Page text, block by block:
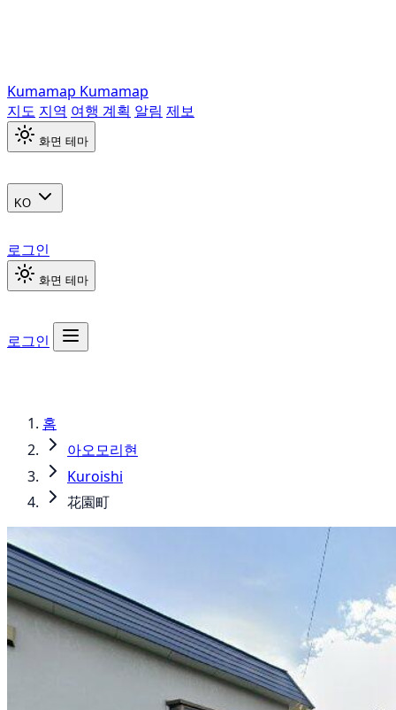
Kumamap Kumamap
지도 지역 여행 계획 알림 제보
화면 테마
KO
로그인
화면 테마
로그인
홈
아오모리현
Kuroishi
花園町